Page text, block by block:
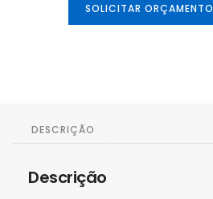
SOLICITAR ORÇAMENTO
DESCRIÇÃO
Descrição